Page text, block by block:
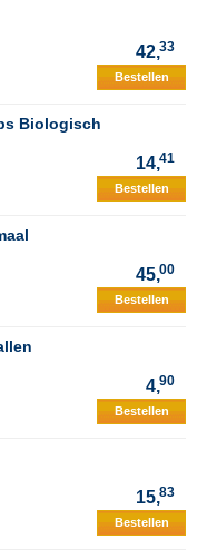
42,33
Bestellen
Biologisch
14,41
Bestellen
45,00
Bestellen
4,90
Bestellen
15,83
Bestellen